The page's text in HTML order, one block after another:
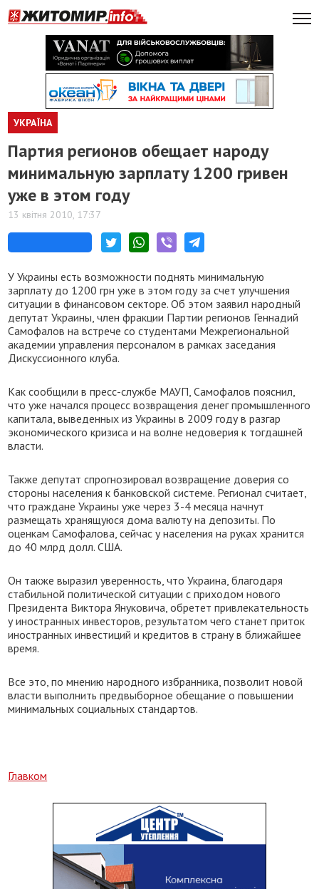
УКРАЇНА
Партия регионов обещает народу
минимальную зарплату 1200 гривен
уже в этом году
13 квітня 2010, 17:37
У Украины есть возможности поднять минимальную
зарплату до 1200 грн уже в этом году за счет улучшения
ситуации в финансовом секторе. Об этом заявил народный
депутат Украины, член фракции Партии регионов Геннадий
Самофалов на встрече со студентами Межрегиональной
академии управления персоналом в рамках заседания
Дискуссионного клуба.
Как сообщили в пресс-службе МАУП, Самофалов пояснил,
что уже начался процесс возвращения денег промышленного
капитала, выведенных из Украины в 2009 году в разгар
экономического кризиса и на волне недоверия к тогдашней
власти.
Также депутат спрогнозировал возвращение доверия со
стороны населения к банковской системе. Регионал считает,
что граждане Украины уже через 3-4 месяца начнут
размещать хранящуюся дома валюту на депозиты. По
оценкам Самофалова, сейчас у населения на руках хранится
до 40 млрд долл. США.
Он также выразил уверенность, что Украина, благодаря
стабильной политической ситуации с приходом нового
Президента Виктора Януковича, обретет привлекательность
у иностранных инвесторов, результатом чего станет приток
иностранных инвестиций и кредитов в страну в ближайшее
время.
Все это, по мнению народного избранника, позволит новой
власти выполнить предвыборное обещание о повышении
минимальных социальных стандартов.
Главком